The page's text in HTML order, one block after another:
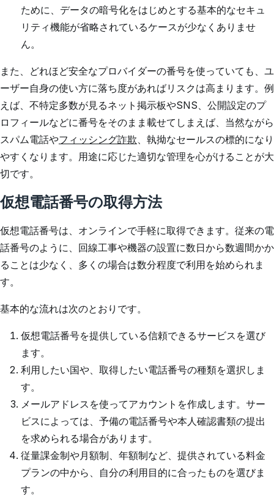
ために、データの暗号化をはじめとする基本的なセキュ
リティ機能が省略されているケースが少なくありませ
ん。
また、どれほど安全なプロバイダーの番号を使っていても、ユ
ーザー自身の使い方に落ち度があればリスクは高まります。例
えば、不特定多数が見るネット掲示板やSNS、公開設定のプ
ロフィールなどに番号をそのまま載せてしまえば、当然ながら
スパム電話やフィッシング詐欺、執拗なセールスの標的になり
やすくなります。用途に応じた適切な管理を心がけることが大
切です。
仮想電話番号の取得方法
仮想電話番号は、オンラインで手軽に取得できます。従来の電
話番号のように、回線工事や機器の設置に数日から数週間かか
ることは少なく、多くの場合は数分程度で利用を始められま
す。
基本的な流れは次のとおりです。
仮想電話番号を提供している信頼できるサービスを選び
ます。
利用したい国や、取得したい電話番号の種類を選択しま
す。
メールアドレスを使ってアカウントを作成します。サー
ビスによっては、予備の電話番号や本人確認書類の提出
を求められる場合があります。
従量課金制や月額制、年額制など、提供されている料金
プランの中から、自分の利用目的に合ったものを選びま
す。